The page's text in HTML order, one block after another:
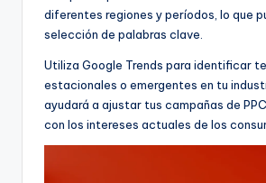
diferentes regiones y períodos, lo que
selección de palabras clave.
Utiliza Google Trends para identificar
estacionales o emergentes en tu
ayudará a ajustar tus campañas de
con los intereses actuales de los